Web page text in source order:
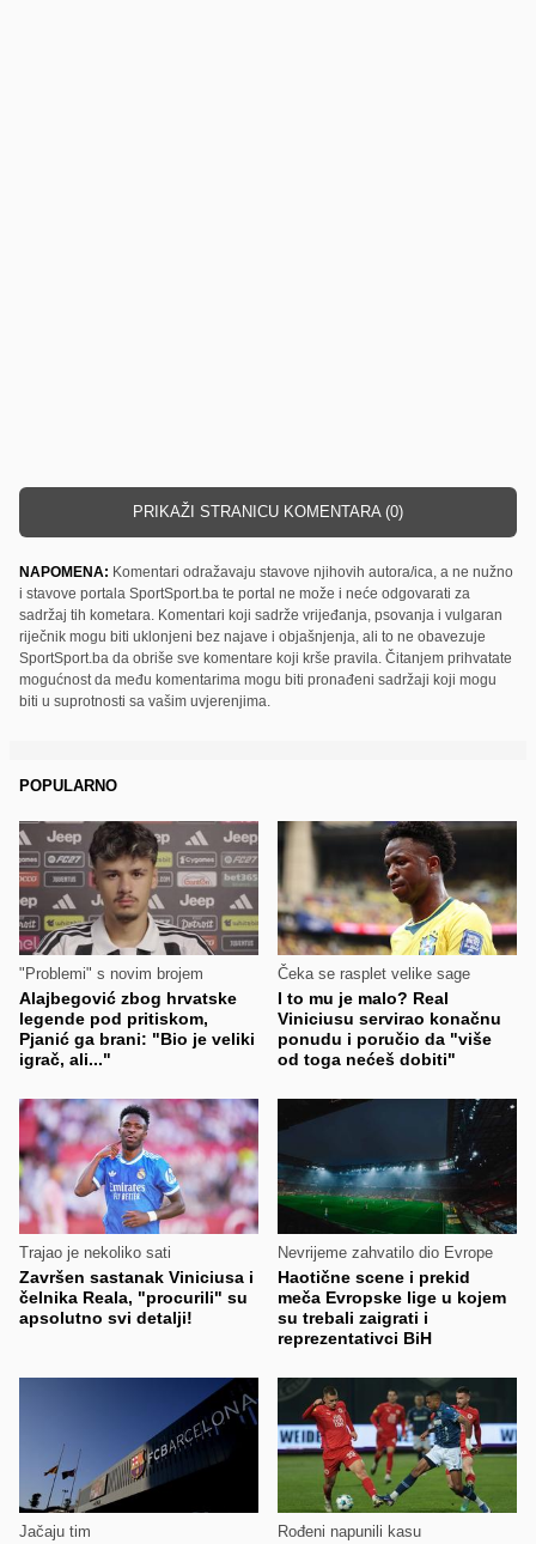
PRIKAŽI STRANICU KOMENTARA (0)
NAPOMENA: Komentari odražavaju stavove njihovih autora/ica, a ne nužno
i stavove portala SportSport.ba te portal ne može i neće odgovarati za
sadržaj tih kometara. Komentari koji sadrže vrijeđanja, psovanja i vulgaran
riječnik mogu biti uklonjeni bez najave i objašnjenja, ali to ne obavezuje
SportSport.ba da obriše sve komentare koji krše pravila. Čitanjem prihvatate
mogućnost da među komentarima mogu biti pronađeni sadržaji koji mogu
biti u suprotnosti sa vašim uvjerenjima.
POPULARNO
"Problemi" s novim brojem
Alajbegović zbog hrvatske
legende pod pritiskom,
Pjanić ga brani: "Bio je veliki
igrač, ali..."
Čeka se rasplet velike sage
I to mu je malo? Real
Viniciusu servirao konačnu
ponudu i poručio da "više
od toga nećeš dobiti"
Trajao je nekoliko sati
Završen sastanak Viniciusa i
čelnika Reala, "procurili" su
apsolutno svi detalji!
Nevrijeme zahvatilo dio Evrope
Haotične scene i prekid
meča Evropske lige u kojem
su trebali zaigrati i
reprezentativci BiH
Jačaju tim Rođeni napunili kasu